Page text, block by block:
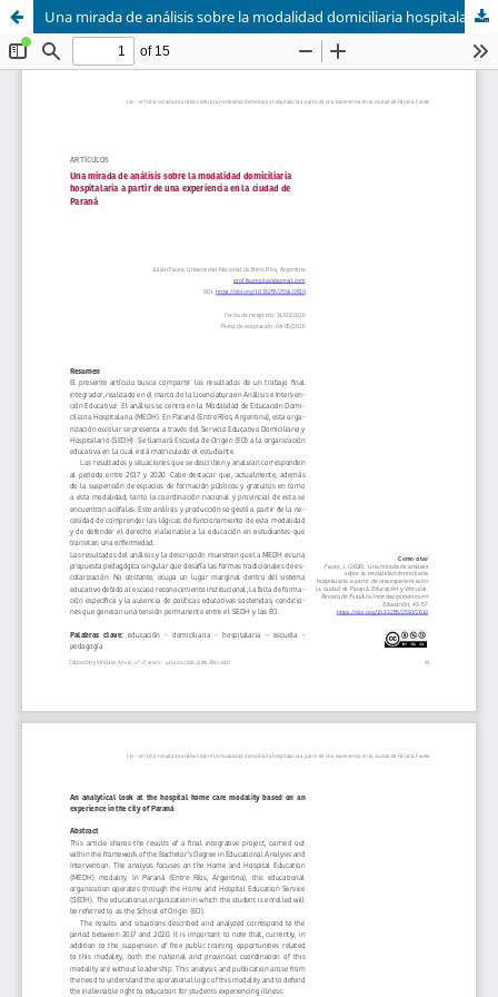
Una mirada de análisis sobre la modalidad domiciliaria hospitalaria a partir de una experiencia en la ciudad de Paraná